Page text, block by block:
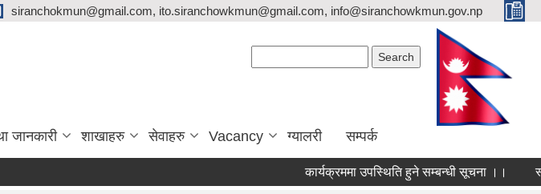
siranchokmun@gmail.com, ito.siranchowkmun@gmail.com, info@siranchowkmun.gov.np
जानकारी शाखाहरु सेवाहरु Vacancy ग्यालरी सम्पर्क
कार्यक्रममा उपस्थिति हुने सम्बन्धी सूचना ।।